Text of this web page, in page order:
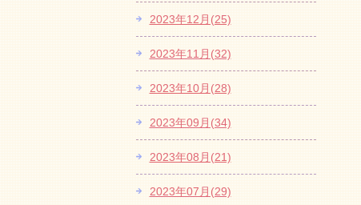
2023年12月(25)
2023年11月(32)
2023年10月(28)
2023年09月(34)
2023年08月(21)
2023年07月(29)